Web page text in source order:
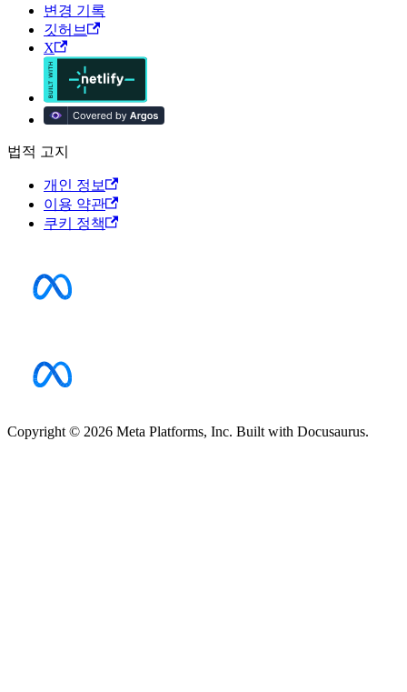
변경 기록
깃허브
X
법적 고지
개인 정보
이용 약관
쿠키 정책
Copyright © 2026 Meta Platforms, Inc. Built with Docusaurus.